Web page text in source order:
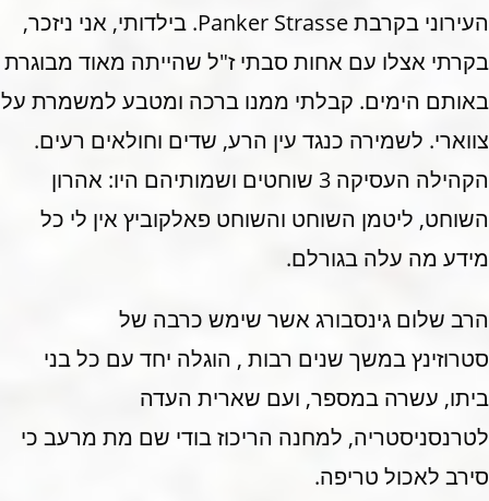
העירוני בקרבת Panker Strasse. בילדותי, אני ניזכר,
בקרתי אצלו עם אחות סבתי ז"ל שהייתה מאוד מבוגרת
באותם הימים. קבלתי ממנו ברכה ומטבע למשמרת על
צווארי. לשמירה כנגד עין הרע, שדים וחולאים רעים.
הקהילה העסיקה 3 שוחטים ושמותיהם היו: אהרון
השוחט, ליטמן השוחט והשוחט פאלקוביץ אין לי כל
מידע מה עלה בגורלם.
הרב שלום גינסבורג אשר שימש כרבה של
סטרוזינץ במשך שנים רבות , הוגלה יחד עם כל בני
ביתו, עשרה במספר, ועם שארית העדה
לטרנסניסטריה, למחנה הריכוז בודי שם מת מרעב כי
סירב לאכול טריפה.